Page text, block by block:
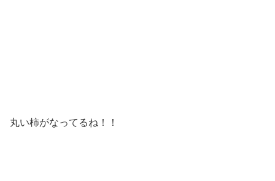
丸い柿がなってるね！！